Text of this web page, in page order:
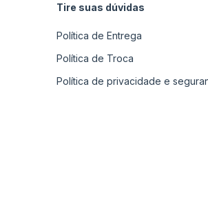
Tire suas dúvidas
Política de Entrega
Política de Troca
Política de privacidade e